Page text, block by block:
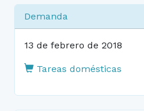
Demanda
13 de febrero de 2018
Tareas domésticas